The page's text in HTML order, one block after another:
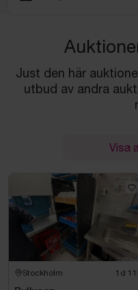
Just den här
utbud av andra
Visa
Stockholm 1d